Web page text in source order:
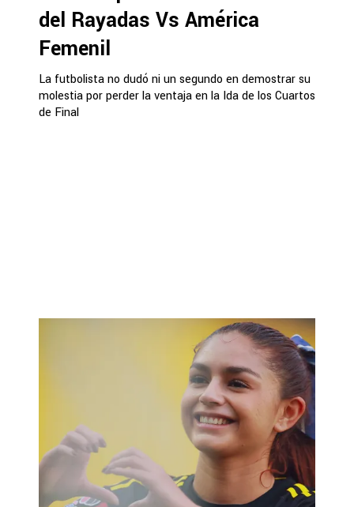
del Rayadas Vs América
Femenil
La futbolista no dudó ni un segundo en demostrar su
molestia por perder la ventaja en la Ida de los Cuartos
de Final